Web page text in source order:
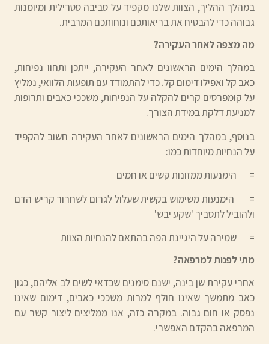
במהלך ההליך, הצוות שלנו מקפיד על סביבה סטרילית ומיומנות
גבוהה כדי להבטיח את בריאותכם ונוחותכם המרבית.
מה מצפה לאחר העקירה?
במהלך הימים הראשונים לאחר העקירה, ייתכן ותחוו נפיחות,
כאב קל ואפילו דימום קל. כדי להתמודד עם תופעות הלוואי, נמליץ
על קומפרסים קרים להקלה על הנפיחות, משככי כאבים ותרופות
למניעת דלקת במידת הצורך.
בנוסף, במהלך הימים הראשונים לאחר העקירה חשוב להקפיד
על הנחיות מיוחדות כמו:
= הימנעות ממזונות קשים או חמים
= הימנעות משימוש בקשית שעלול לגרום לשחרור קריש הדם
ולהוביל לתסביך 'שקע יבש'
= שמירה על היגיינת הפה בהתאם להנחיות הצוות
מתי לפנות למרפאה?
אחרי עקירת שן בינה, ישנם סימנים שכדאי לשים לב אליהם, כגון
כאב מתמשך שאינו חולף למרות משככי כאבים, דימום שאינו
נפסק או חום גבוה. במקרה כזה, אנו ממליצים ליצור קשר עם
המרפאה בהקדם האפשרי.